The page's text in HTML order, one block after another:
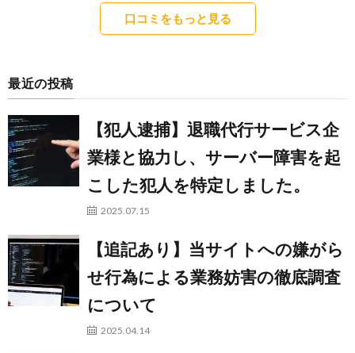
口コミをもっと見る
最近の投稿
【犯人逮捕】退職代行サービス企
業様と協力し、サーバー障害を起
こした犯人を特定しました。
2025.07.15
【追記あり】当サイトへの嫌がら
せ行為による業務妨害の徹底調査
について
2025.04.14